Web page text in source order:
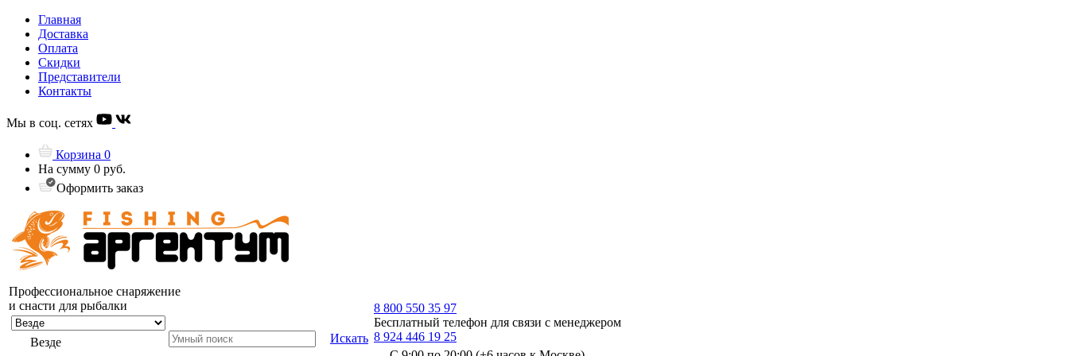
Главная
Доставка
Оплата
Скидки
Представители
Контакты
Мы в соц. сетях
Корзина 0
На сумму 0 руб.
Оформить заказ
Профессиональное снаряжение
и снасти для рыбалки
Везде Искать
8 800 550 35 97
Бесплатный телефон для связи с менеджером
8 924 446 19 25